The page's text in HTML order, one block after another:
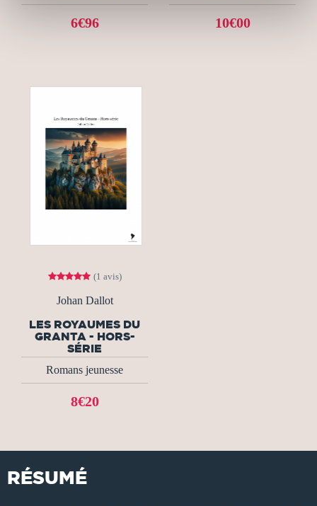
6€96 10€00
(1 avis)
Johan Dallot
LES ROYAUMES DU
GRANTA - HORS-
SÉRIE
Romans jeunesse
8€20
RÉSUMÉ